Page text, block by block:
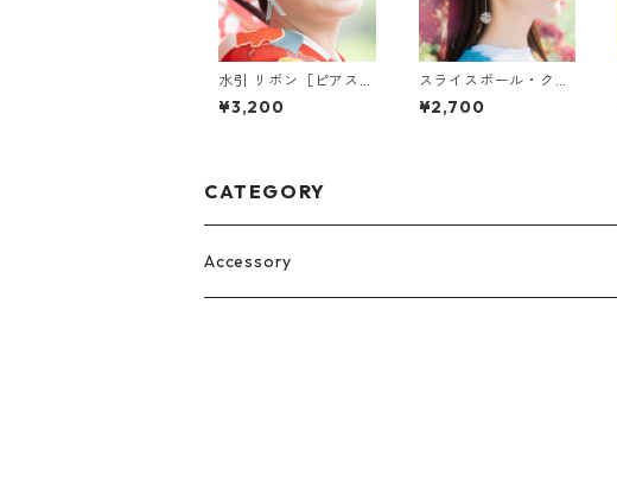
水引 リボン［ピアス/
イヤリング］
¥3,200
スライスボール・クリ
アホワイト [イヤーカ
フ] 片耳用
¥2,700
CATEGORY
Accessory